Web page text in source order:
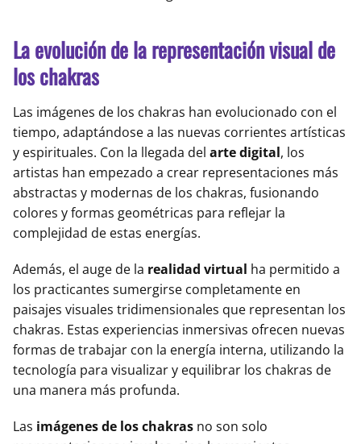
La evolución de la representación visual de
los chakras
Las imágenes de los chakras han evolucionado con el
tiempo, adaptándose a las nuevas corrientes artísticas
y espirituales. Con la llegada del arte digital, los
artistas han empezado a crear representaciones más
abstractas y modernas de los chakras, fusionando
colores y formas geométricas para reflejar la
complejidad de estas energías.
Además, el auge de la realidad virtual ha permitido a
los practicantes sumergirse completamente en
paisajes visuales tridimensionales que representan los
chakras. Estas experiencias inmersivas ofrecen nuevas
formas de trabajar con la energía interna, utilizando la
tecnología para visualizar y equilibrar los chakras de
una manera más profunda.
Las imágenes de los chakras no son solo